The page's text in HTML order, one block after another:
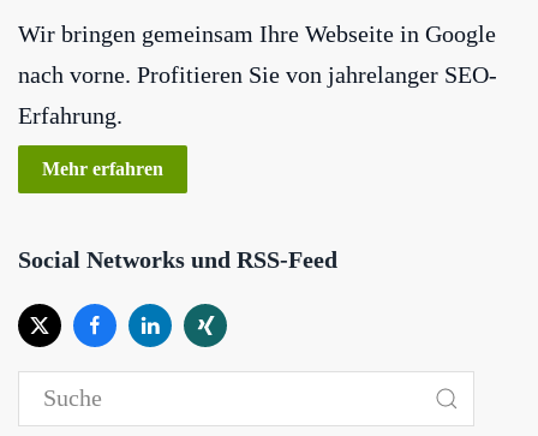
Wir bringen gemeinsam Ihre Webseite in Google
nach vorne. Profitieren Sie von jahrelanger SEO-
Erfahrung.
Mehr erfahren
Social Networks und RSS-Feed